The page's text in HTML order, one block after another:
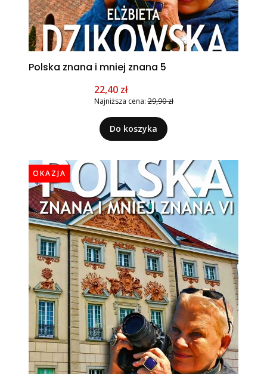
Polska znana i mniej znana 5
Cena promocyjna
22,40 zł
Najniższa cena: 29,90 zł
Do koszyka
OKAZJA